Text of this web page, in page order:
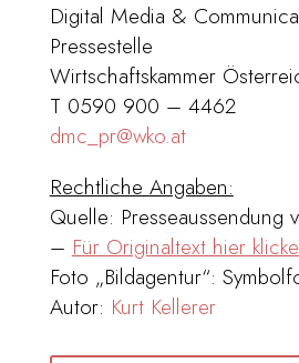
Digital Media &
Pressestelle
Wirtschaftskammer
T 0590 900 – 4462
dmc_pr@wko.at
Rechtliche Angaben:
Quelle: Presseaussendung
– Für Originaltext hier
Foto „Bildagentur“:
Autor: Kurt Kellerer